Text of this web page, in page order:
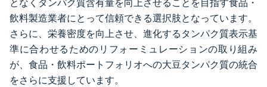
となくタンパク質含有量を向上させることを目指す食品・
飲料製造業者にとって信頼できる選択肢となっています。
さらに、栄養密度を向上させ、進化するタンパク質表示基
準に合わせるためのリフォーミュレーションの取り組み
が、食品・飲料ポートフォリオへの大豆タンパク質の統合
をさらに支援しています。